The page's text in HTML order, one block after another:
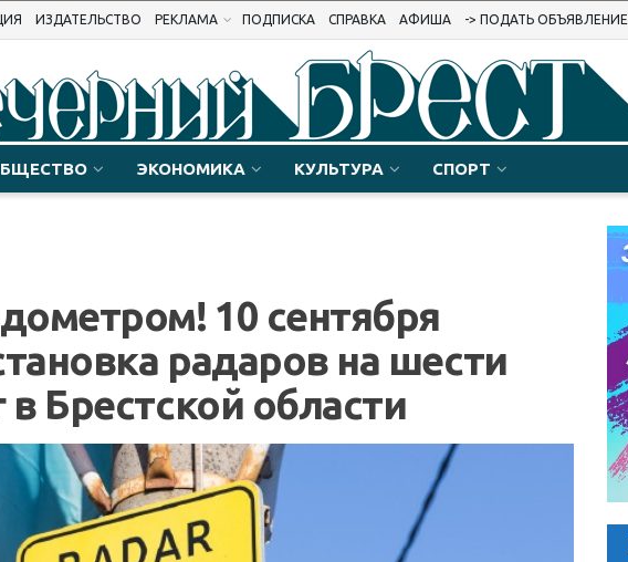
ИЗДАТЕЛЬСТВО РЕКЛАМА ПОДПИСКА СПРАВКА АФИША -> ПОДАТЬ ОБЪЯВЛЕНИЕ
ЭКОНОМИКА КУЛЬТУРА СПОРТ
10 сентября
радаров на шести
в Брестской области